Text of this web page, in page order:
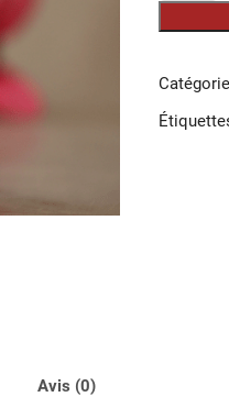
Bougie
Blanc
Avis (0)